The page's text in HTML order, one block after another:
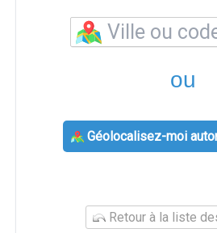
ou
Géolocalisez-moi
Retour à la liste